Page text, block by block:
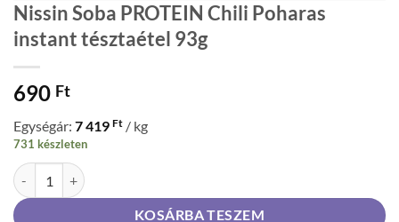
Nissin Soba PROTEIN Chili Poharas
instant tésztaétel 93g
690 Ft
Egységár: 7 419 Ft / kg
731 készleten
Nissin Soba PROTEIN Chili Poharas instant tésztaétel 93g mennyiség
KOSÁRBA TESZEM